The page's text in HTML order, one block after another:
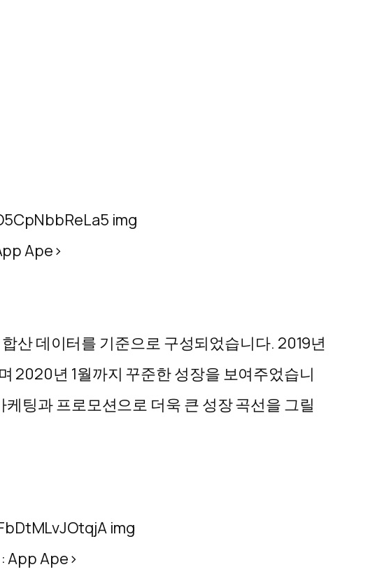
Ape>
산 데이터를 기준으로 구성되었습니다. 2019년
2020년 1월까지 꾸준한 성장을 보여주었습니
팅과 프로모션으로 더욱 큰 성장 곡선을 그릴
App Ape>